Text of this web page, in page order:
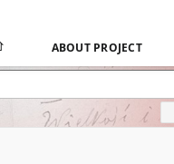
ABOUT PROJECT